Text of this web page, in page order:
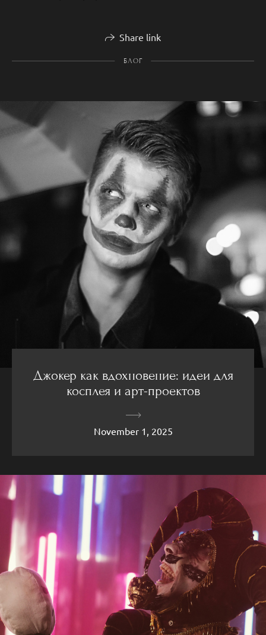
Share link
БЛОГ
Джокер как вдохновение: идеи для
косплея и арт-проектов
November 1, 2025